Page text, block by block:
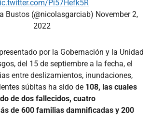
Pi57Hefk5R
Bustos (@nicolasgarciab) November 2,
2022
por la Gobernación y la Unidad
del 15 de septiembre a la fecha, el
entre deslizamientos, inundaciones,
súbitas ha sido de 108, las cuales
de dos fallecidos, cuatro
de 600 familias damnificadas y 200